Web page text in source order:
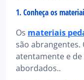
1. Conheça os
Os materiais
são abrangentes.
atentamente e
abordados..